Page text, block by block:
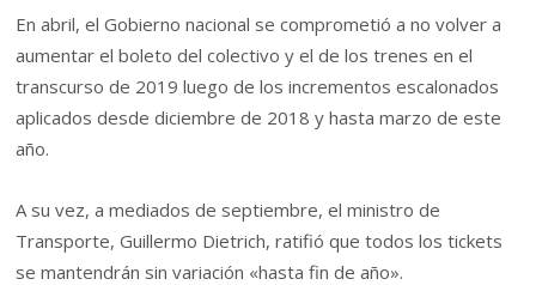
En abril, el Gobierno nacional se comprometió a no volver a
aumentar el boleto del colectivo y el de los trenes en el
transcurso de 2019 luego de los incrementos escalonados
aplicados desde diciembre de 2018 y hasta marzo de este
año.
A su vez, a mediados de septiembre, el ministro de
Transporte, Guillermo Dietrich, ratifió que todos los tickets
se mantendrán sin variación «hasta fin de año».